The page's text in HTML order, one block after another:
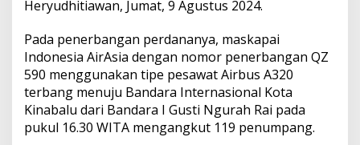
o
a
K
i
n
a
b
a
l
Heryudhitiawan, Jumat, 9 Agustus 2024.
Pada penerbangan perdananya, maskapai
Indonesia AirAsia dengan nomor penerbangan QZ
590 menggunakan tipe pesawat Airbus A320
terbang menuju Bandara Internasional Kota
Kinabalu dari Bandara I Gusti Ngurah Rai pada
pukul 16.30 WITA mengangkut 119 penumpang.